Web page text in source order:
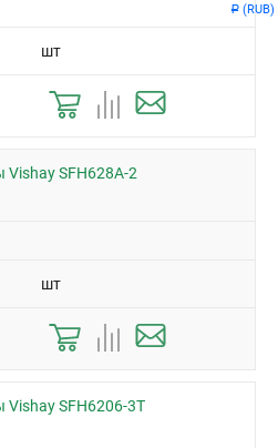
Р (RUB)
шт
SFH628A-2
шт
SFH6206-3T